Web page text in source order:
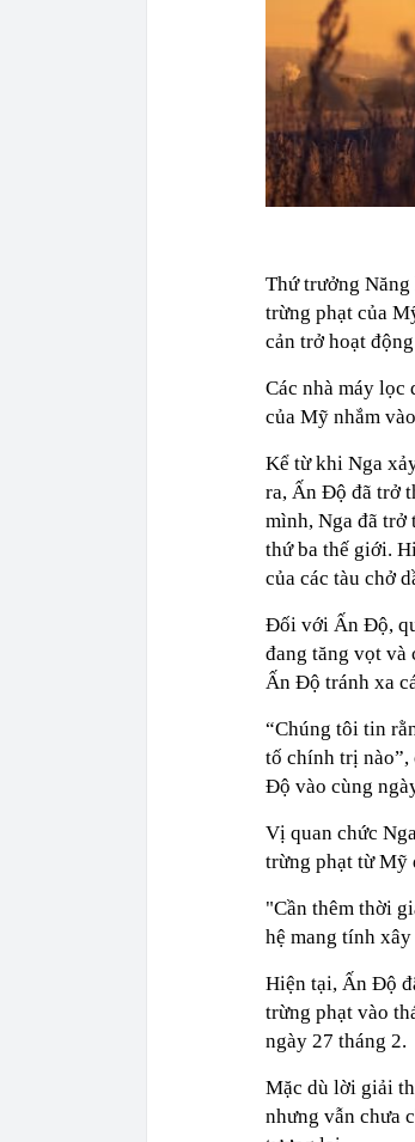
Thứ trưởng
trừng phạt của
cản trở hoạt
Các nhà máy
của Mỹ nhắm
Kể từ khi Nga
ra, Ấn Độ đã trở
mình, Nga đã trở
thứ ba thế giới.
của các tàu chở
Đối với Ấn Độ,
đang tăng vọt và
Ấn Độ tránh xa
“Chúng tôi tin
tố chính trị
Độ vào cùng
Vị quan chức
trừng phạt từ Mỹ
"Cần thêm thời
hệ mang tính
Hiện tại, Ấn Độ
trừng phạt vào
ngày 27 tháng 2.
Mặc dù lời giải
nhưng vẫn chưa